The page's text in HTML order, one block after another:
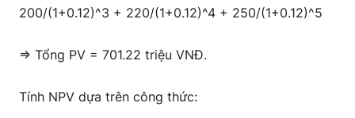
200/(1+0.12)^3 + 220/(1+0.12)^4 + 250/(1+0.12)^5
=> Tổng PV = 701.22 triệu VNĐ.
Tính NPV dựa trên công thức: